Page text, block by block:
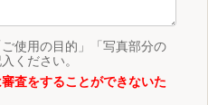
使用の目的」「写真部分の
ください。
査をすることができないた